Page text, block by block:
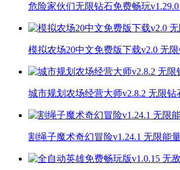
危险家伙们无限钻石免费畅玩
模拟农场20中文免费版下载v2.0 无
城市规划农场经营大师v2.8.2 无限钻
割绳子魔术奇幻冒险v1.24.1 无限能